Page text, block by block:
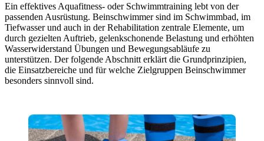
Ein effektives Aquafitness- oder Schwimmtraining lebt von der
passenden Ausrüstung. Beinschwimmer sind im Schwimmbad, im
Tiefwasser und auch in der Rehabilitation zentrale Elemente, um
durch gezielten Auftrieb, gelenkschonende Belastung und erhöhten
Wasserwiderstand Übungen und Bewegungsabläufe zu
unterstützen. Der folgende Abschnitt erklärt die Grundprinzipien,
die Einsatzbereiche und für welche Zielgruppen Beinschwimmer
besonders sinnvoll sind.